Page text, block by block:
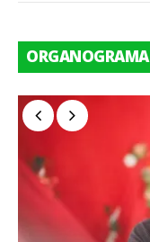
ORGANOGRAMA